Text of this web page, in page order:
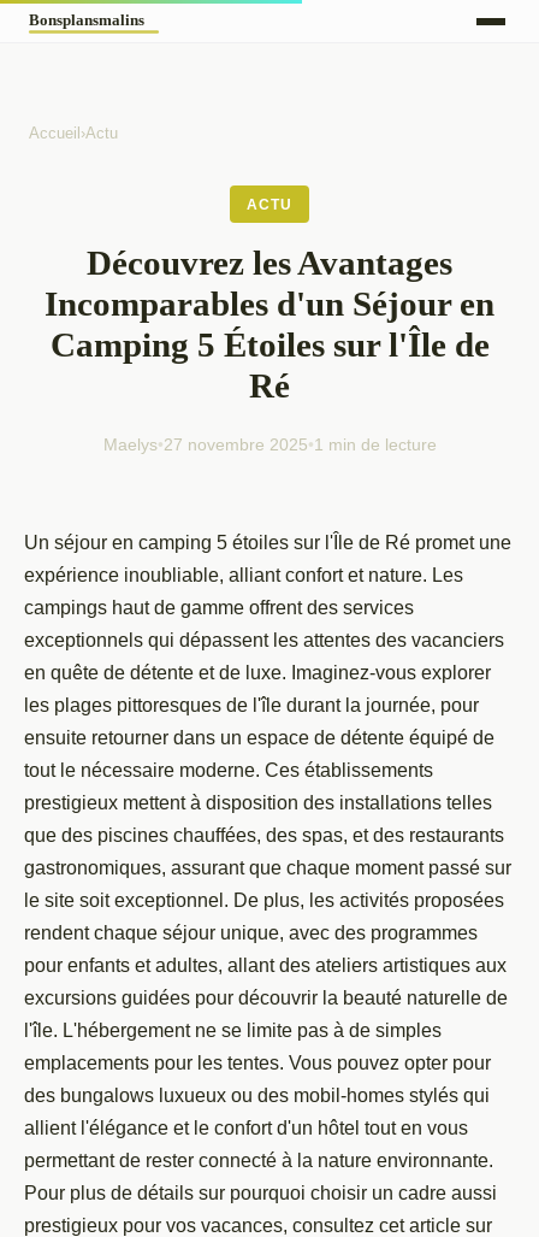
Accueil ›Actu
ACTU
Découvrez les Avantages
Incomparables d'un Séjour en
Camping 5 Étoiles sur l'Île de
Ré
Maelys•27 novembre 2025•1 min de lecture
Un séjour en camping 5 étoiles sur l'Île de Ré promet une
expérience inoubliable, alliant confort et nature. Les
campings haut de gamme offrent des services
exceptionnels qui dépassent les attentes des vacanciers
en quête de détente et de luxe. Imaginez-vous explorer
les plages pittoresques de l'île durant la journée, pour
ensuite retourner dans un espace de détente équipé de
tout le nécessaire moderne. Ces établissements
prestigieux mettent à disposition des installations telles
que des piscines chauffées, des spas, et des restaurants
gastronomiques, assurant que chaque moment passé sur
le site soit exceptionnel. De plus, les activités proposées
rendent chaque séjour unique, avec des programmes
pour enfants et adultes, allant des ateliers artistiques aux
excursions guidées pour découvrir la beauté naturelle de
l'île. L'hébergement ne se limite pas à de simples
emplacements pour les tentes. Vous pouvez opter pour
des bungalows luxueux ou des mobil-homes stylés qui
allient l'élégance et le confort d'un hôtel tout en vous
permettant de rester connecté à la nature environnante.
Pour plus de détails sur pourquoi choisir un cadre aussi
prestigieux pour vos vacances, consultez cet article sur